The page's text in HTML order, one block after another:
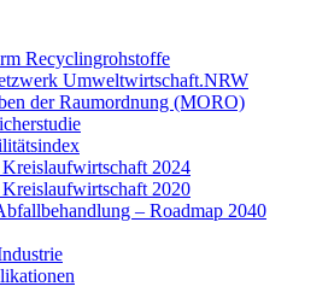
Recyclingrohstoffe
Umweltwirtschaft.NRW
der Raumordnung (MORO)
Kreislaufwirtschaft 2024
Kreislaufwirtschaft 2020
– Roadmap 2040